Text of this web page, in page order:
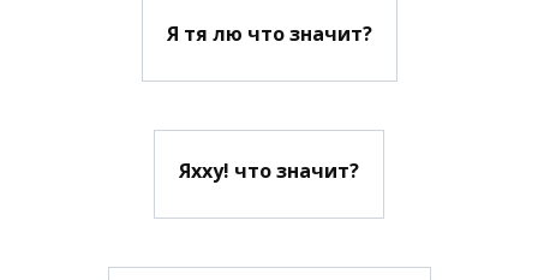
Я тя лю что значит?
Яхху! что значит?